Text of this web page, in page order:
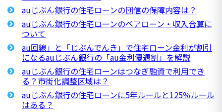
auじぶん銀行の住宅ローンの団信の保障内容は？
auじぶん銀行の住宅ローンのペアローン・収入合算に
ついて
au回線」と「じぶんでんき」で住宅ローン金利が割引
になるauじぶん銀行の「au金利優遇割」を解説
auじぶん銀行の住宅ローンはつなぎ融資で利用でき
る？市街化調整区域は？
auじぶん銀行の住宅ローンに5年ルールと125％ルール
はある？